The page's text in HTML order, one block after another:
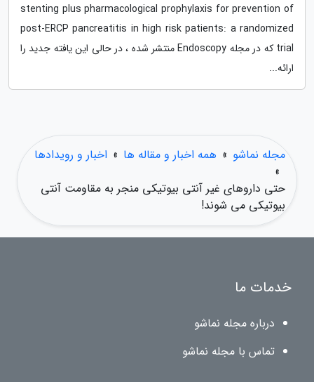
stenting plus pharmacological prophylaxis for prevention of
post-ERCP pancreatitis in high risk patients: a randomized
trial که در مجله Endoscopy منتشر شده ، در حالی این یافته جدید را
ارائه...
مجله نماشو » همه اخبار و مقاله ها » اخبار و رویدادها
»
حتی داروهای غیر آنتی بیوتیکی منجر به مقاومت آنتی
بیوتیکی می شوند!
خدمات ما
درباره مجله نماشو
تماس با مجله نماشو